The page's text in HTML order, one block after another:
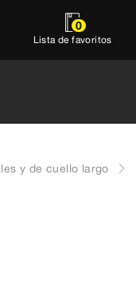
0
Lista de favoritos
y de cuello largo